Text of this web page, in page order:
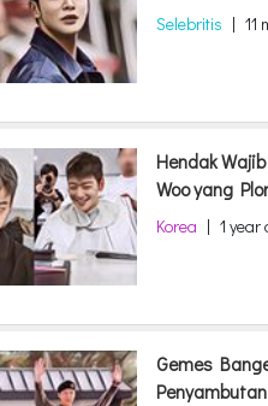
Selebritis | 11
Hendak
Woo yang
Korea | 1 year
Gemes